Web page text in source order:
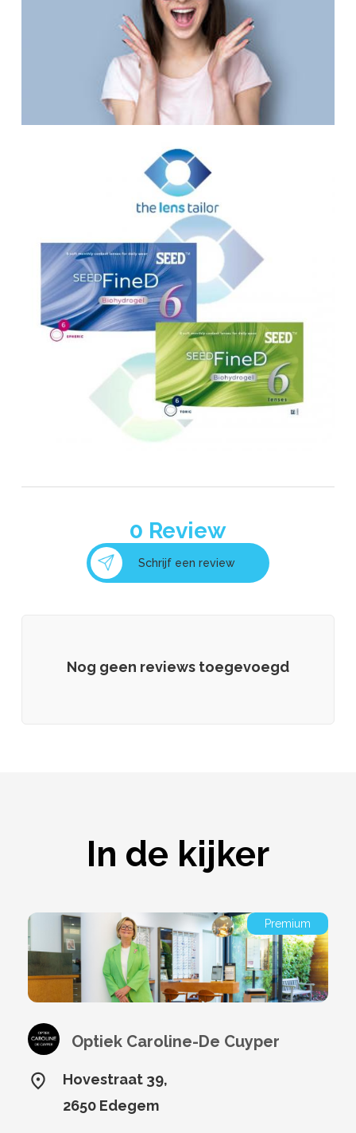
0 Review
Schrijf een review
Nog geen reviews toegevoegd
In de kijker
Premium
Optiek Caroline-De Cuyper
Hovestraat 39,
2650 Edegem